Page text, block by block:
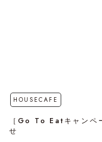
HOUSECAFE
［Go To Eatキャンペ
せ